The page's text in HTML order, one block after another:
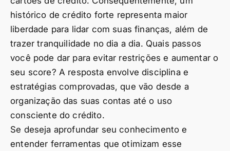
histórico de crédito forte representa maior
liberdade para lidar com suas finanças, além de
trazer tranquilidade no dia a dia. Quais passos
você pode dar para evitar restrições e aumentar o
seu score? A resposta envolve disciplina e
estratégias comprovadas, que vão desde a
organização das suas contas até o uso
consciente do crédito.
Se deseja aprofundar seu conhecimento e
entender ferramentas que otimizam esse